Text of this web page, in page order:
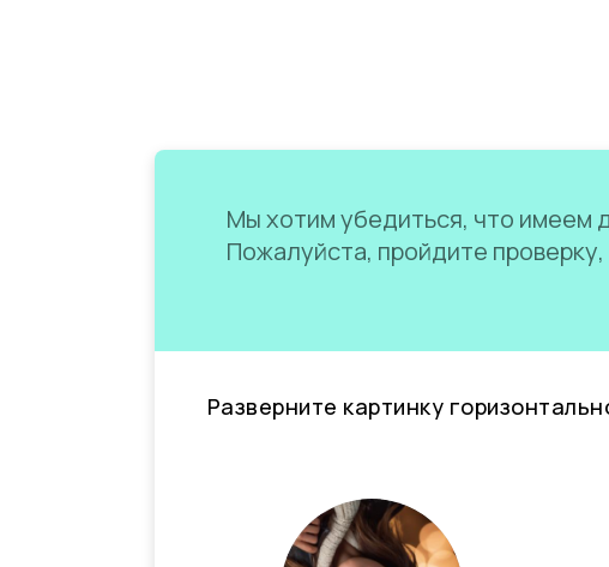
Мы хотим убедиться, что имеем
Пожалуйста, пройдите
Разверните картинку